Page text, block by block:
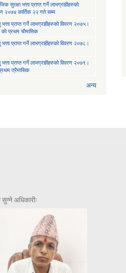
सुरक्षा भत्ता प्राप्त गर्ने लाभग्राहीहरुकाे
२०७४ कार्तिक २२ गते सम्म
प्राप्त गर्ने लाभग्राहीहरुकाे विवरण २०७५।
प्रथम चाैमासिक
प्राप्त गर्ने लाभग्राहीहरुकाे विवरण २०७८।
प्राप्त गर्ने लाभग्राहीहरुकाे विवरण २०७९।
त्रैमासिक
अन्य
सुन्ने अधिकारीः